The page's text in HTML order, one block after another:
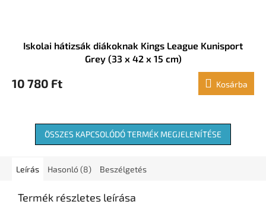
Iskolai hátizsák diákoknak Kings League Kunisport
Grey (33 x 42 x 15 cm)
10 780 Ft Kosárba
ÖSSZES KAPCSOLÓDÓ TERMÉK MEGJELENÍTÉSE
Leírás Hasonló (8) Beszélgetés
Termék részletes leírása